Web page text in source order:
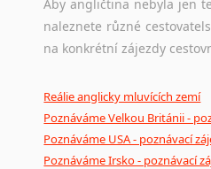
Aby angličtina nebyla jen
naleznete různé
na konkrétní zájezdy
Reálie anglicky mluvících zemí
Poznáváme Velkou Británii -
Poznáváme USA - poznávací
Poznáváme Irsko - poznávací